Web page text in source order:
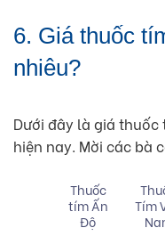
6. Giá thuốc
nhiêu?
Dưới đây là giá
hiện nay. Mời các bà
Thuốc
tím Ấn
Độ
Tím